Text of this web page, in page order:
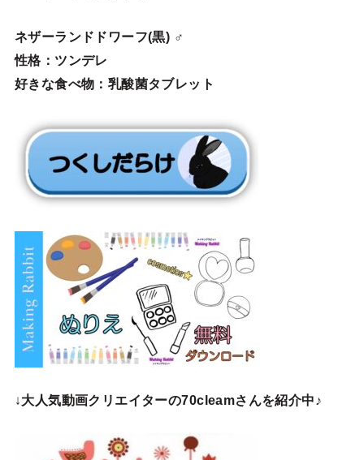
ネザーランドドワーフ(黒) ♂
性格：ツンデレ
好きな食べ物：乳酸菌タブレット
↓大人気動画クリエイターの70cleamさんを紹介中♪